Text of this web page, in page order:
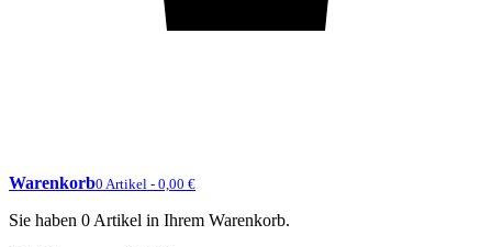
Warenkorb0 Artikel - 0,00 €
Sie haben 0 Artikel in Ihrem Warenkorb.